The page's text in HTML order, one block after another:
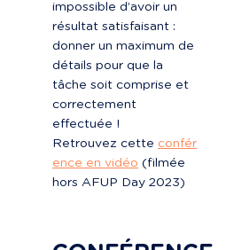
impossible d’avoir un
résultat satisfaisant :
donner un maximum de
détails pour que la
tâche soit comprise et
correctement
effectuée !
Retrouvez cette confér
ence en vidéo (filmée
hors AFUP Day 2023)